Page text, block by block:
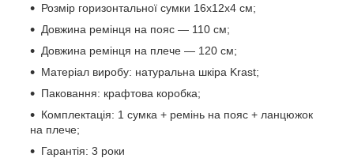
Розмір горизонтальної сумки 16х12х4 см;
Довжина ремінця на пояс — 110 см;
Довжина ремінця на плече — 120 см;
Матеріал виробу: натуральна шкіра Krast;
Паковання: крафтова коробка;
Комплектація: 1 сумка + ремінь на пояс + ланцюжок
на плече;
Гарантія: 3 роки